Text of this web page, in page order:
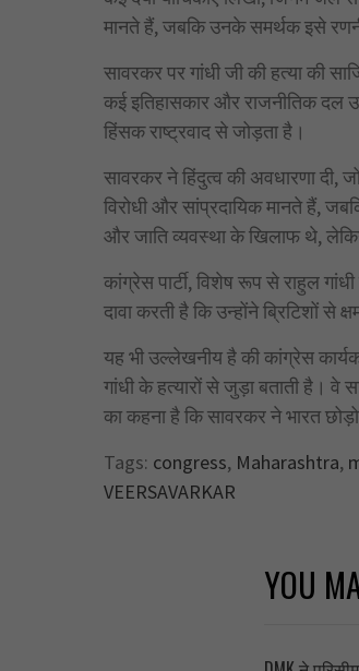
मानते हैं, जबकि उनके समर्थक इसे
सावरकर पर गांधी जी की हत्या की
कई इतिहासकार और राजनीतिक दल
हिंसक राष्ट्रवाद से जोड़ता है।
सावरकर ने हिंदुत्व की अवधारणा दी,
विरोधी और सांप्रदायिक मानते हैं,
और जाति व्यवस्था के खिलाफ थे,
कांग्रेस पार्टी, विशेष रूप से राहुल
दावा करती है कि उन्होंने ब्रिटिशों से
यह भी उल्लेखनीय है की कांग्रेस
गांधी के हत्यारों से जुड़ा बताती है।
का कहना है कि सावरकर ने भारत
Tags: congress, Maharashtra,
VEERSAVARKAR
YOU